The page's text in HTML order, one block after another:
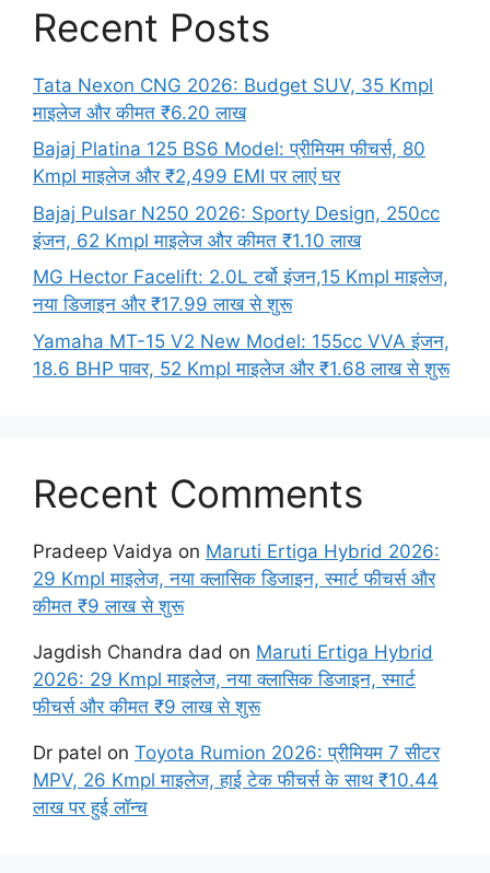
Recent Posts
Tata Nexon CNG 2026: Budget SUV, 35 Kmpl
माइलेज और कीमत ₹6.20 लाख
Bajaj Platina 125 BS6 Model: प्रीमियम फीचर्स, 80
Kmpl माइलेज और ₹2,499 EMI पर लाएं घर
Bajaj Pulsar N250 2026: Sporty Design, 250cc
इंजन, 62 Kmpl माइलेज और कीमत ₹1.10 लाख
MG Hector Facelift: 2.0L टर्बो इंजन,15 Kmpl माइलेज,
नया डिजाइन और ₹17.99 लाख से शुरू
Yamaha MT-15 V2 New Model: 155cc VVA इंजन,
18.6 BHP पावर, 52 Kmpl माइलेज और ₹1.68 लाख से शुरू
Recent Comments
Pradeep Vaidya on Maruti Ertiga Hybrid 2026:
29 Kmpl माइलेज, नया क्लासिक डिजाइन, स्मार्ट फीचर्स और
कीमत ₹9 लाख से शुरू
Jagdish Chandra dad on Maruti Ertiga Hybrid
2026: 29 Kmpl माइलेज, नया क्लासिक डिजाइन, स्मार्ट
फीचर्स और कीमत ₹9 लाख से शुरू
Dr patel on Toyota Rumion 2026: प्रीमियम 7 सीटर
MPV, 26 Kmpl माइलेज, हाई टेक फीचर्स के साथ ₹10.44
लाख पर हुई लॉन्च